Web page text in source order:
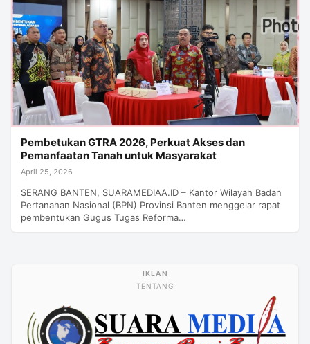
Pembetukan GTRA 2026, Perkuat Akses dan
Pemanfaatan Tanah untuk Masyarakat
April 25, 2026
SERANG BANTEN, SUARAMEDIAA.ID – Kantor Wilayah Badan
Pertanahan Nasional (BPN) Provinsi Banten menggelar rapat
pembentukan Gugus Tugas Reforma…
TENTANG